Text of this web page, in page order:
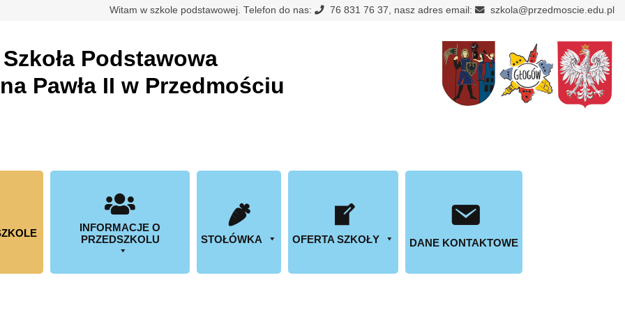
Witam w szkole podstawowej. Telefon do nas: 76 831 76 37, nasz adres email: szkola@przedmoscie.edu.pl
Szkoła Podstawowa
Pawła II w Przedmościu
INFORMACJE O
PRZEDSZKOLU
STOŁÓWKA OFERTA SZKOŁY DANE KONTAKTOWE